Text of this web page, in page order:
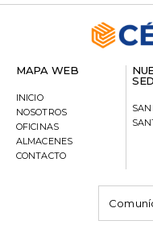
MAPA WEB
INICIO
NOSOTROS
OFICINAS
ALMACENES
CONTACTO